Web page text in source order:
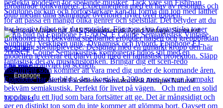
Epiphone Masterbilt J-45 Semiakustisk Aged Vintage Sunburst
9 211kr
Läs mer
Epiphone
Epiphone Masterbilt Excellente Semiakustisk Antique Natural
16 068kr